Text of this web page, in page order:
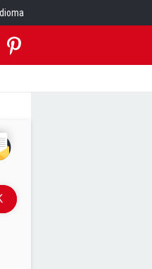
Idioma